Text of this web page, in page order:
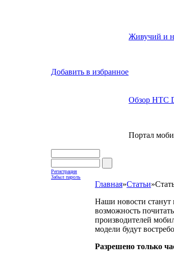
Добавить в избранное
Живучий и
Обзор HTC
Портал
Регистрация
Забыл пароль
Главная»Статьи»
Наши новости станут
возможность
производителей
модели будут
Разрешено только